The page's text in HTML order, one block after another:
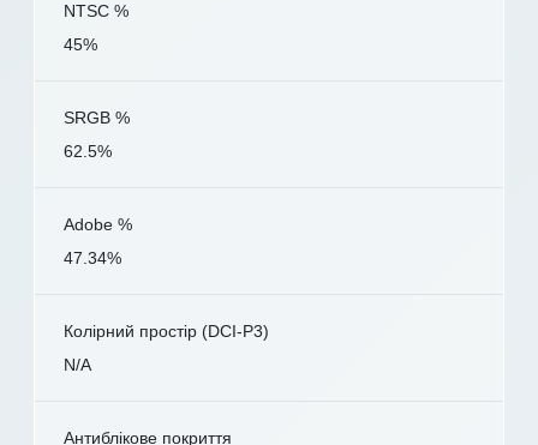
NTSC %
45%
SRGB %
62.5%
Adobe %
47.34%
Колірний простір (DCI-P3)
N/A
Антиблікове покриття